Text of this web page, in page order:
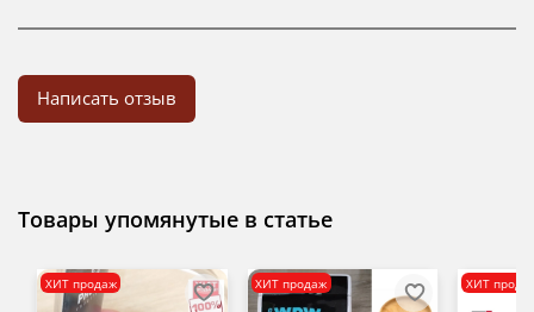
Написать отзыв
Товары упомянутые в статье
ХИТ продаж ХИТ продаж ХИТ